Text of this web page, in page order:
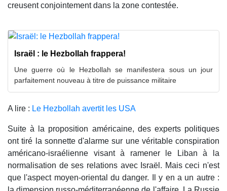
creusent conjointement dans la zone contestée.
Israël : le Hezbollah frappera!
Une guerre où le Hezbollah se manifestera sous un jour
parfaitement nouveau à titre de puissance militaire
A lire : Le Hezbollah avertit les USA
Suite à la proposition américaine, des experts politiques
ont tiré la sonnette d'alarme sur une véritable conspiration
américano-israélienne visant à ramener le Liban à la
normalisation de ses relations avec Israël. Mais ceci n'est
que l'aspect moyen-oriental du danger. Il y en a un autre :